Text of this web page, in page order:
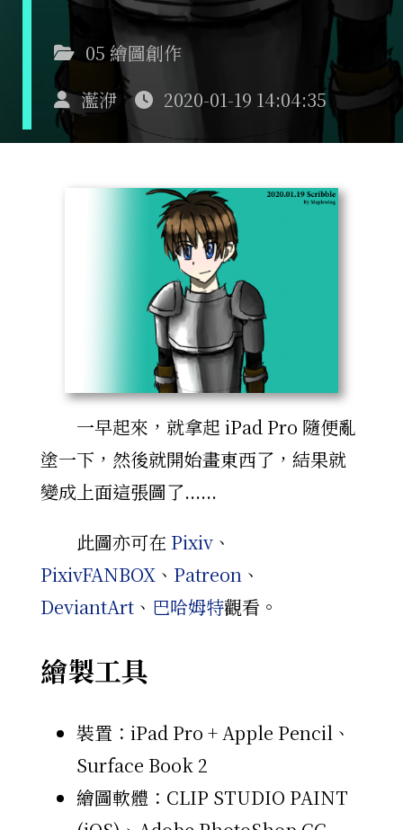
05 繪圖創作
灆洢
2020-01-19 14:04:35
一早起來，就拿起 iPad Pro 隨便亂
塗一下，然後就開始畫東西了，結果就
變成上面這張圖了......
此圖亦可在 Pixiv 、
PixivFANBOX 、 Patreon 、
DeviantArt 、 巴哈姆特觀看。
繪製工具
裝置：iPad Pro + Apple Pencil、
Surface Book 2
繪圖軟體：CLIP STUDIO PAINT